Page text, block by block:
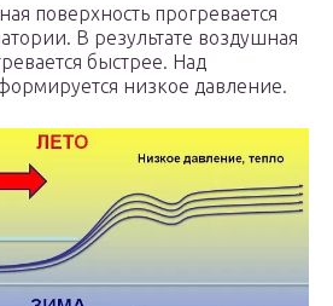
поверхность прогревается
В результате воздушная
быстрее. Над
низкое давление.